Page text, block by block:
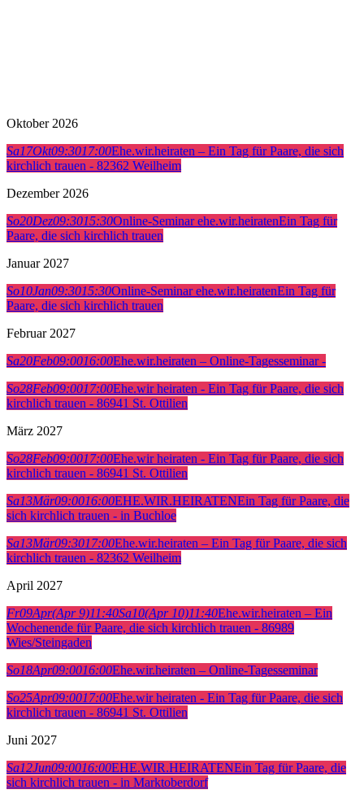
Oktober 2026
Sa17Okt09:3017:00Ehe.wir.heiraten – Ein Tag für Paare, die sich
kirchlich trauen - 82362 Weilheim
Dezember 2026
So20Dez09:3015:30Online-Seminar ehe.wir.heiratenEin Tag für
Paare, die sich kirchlich trauen
Januar 2027
So10Jan09:3015:30Online-Seminar ehe.wir.heiratenEin Tag für
Paare, die sich kirchlich trauen
Februar 2027
Sa20Feb09:0016:00Ehe.wir.heiraten – Online-Tagesseminar -
So28Feb09:0017:00Ehe.wir heiraten - Ein Tag für Paare, die sich
kirchlich trauen - 86941 St. Ottilien
März 2027
So28Feb09:0017:00Ehe.wir heiraten - Ein Tag für Paare, die sich
kirchlich trauen - 86941 St. Ottilien
Sa13Mär09:0016:00EHE.WIR.HEIRATENEin Tag für Paare, die
sich kirchlich trauen - in Buchloe
Sa13Mär09:3017:00Ehe.wir.heiraten – Ein Tag für Paare, die sich
kirchlich trauen - 82362 Weilheim
April 2027
Fr09Apr(Apr 9)11:40Sa10(Apr 10)11:40Ehe.wir.heiraten – Ein
Wochenende für Paare, die sich kirchlich trauen - 86989
Wies/Steingaden
So18Apr09:0016:00Ehe.wir.heiraten – Online-Tagesseminar
So25Apr09:0017:00Ehe.wir heiraten - Ein Tag für Paare, die sich
kirchlich trauen - 86941 St. Ottilien
Juni 2027
Sa12Jun09:0016:00EHE.WIR.HEIRATENEin Tag für Paare, die
sich kirchlich trauen - in Marktoberdorf